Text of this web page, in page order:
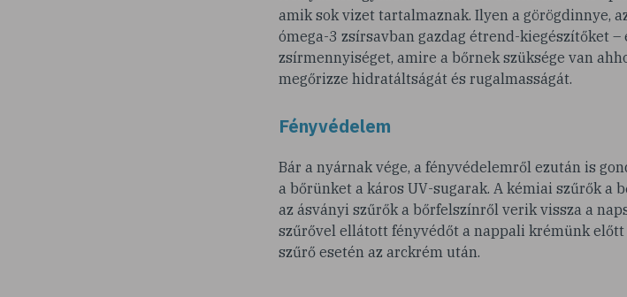
amik sok vizet tartalmaznak. Ilyen a görögdinnye,
ómega-3 zsírsavban gazdag étrend-kiegészítőket
zsírmennyiséget, amire a bőrnek szüksége van
megőrizze hidratáltságát és rugalmasságát.
Fényvédelem
Bár a nyárnak vége, a fényvédelemről ezután is
a bőrünket a káros UV-sugarak. A kémiai szűrők a
az ásványi szűrők a bőrfelszínről verik vissza a
szűrővel ellátott fényvédőt a nappali krémünk
szűrő esetén az arckrém után.